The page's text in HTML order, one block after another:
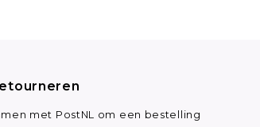
met PostNL om een bestelling